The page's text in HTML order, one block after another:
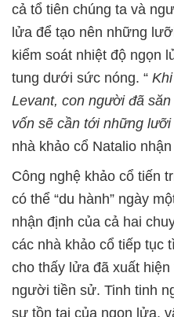
cả tổ tiên chúng ta và
lửa để tạo nên những
kiểm soát nhiệt độ ngọn
tung dưới sức nóng. “
Levant, con người đã
vốn sẽ cần tới những
nhà khảo cổ Natalio
Công nghệ khảo cổ tiến
có thể “du hành” ngày
nhận định của cả hai
các nhà khảo cổ tiếp tục
cho thấy lửa đã xuất
người tiền sử. Tinh tinh
sự tồn tại của ngọn lửa,